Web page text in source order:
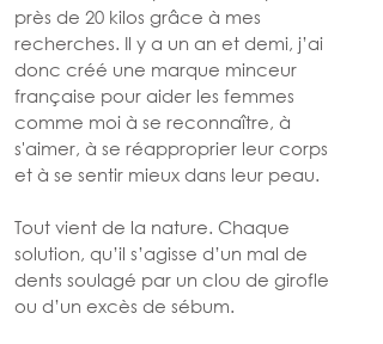
près de 20 kilos grâce à mes
recherches. Il y a un an et demi, j’ai
donc créé une marque minceur
française pour aider les femmes
comme moi à se reconnaître, à
s'aimer, à se réapproprier leur corps
et à se sentir mieux dans leur peau.
Tout vient de la nature. Chaque
solution, qu’il s’agisse d’un mal de
dents soulagé par un clou de girofle
ou d’un excès de sébum.